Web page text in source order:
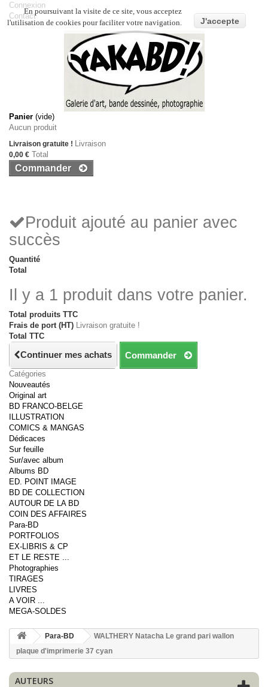
Connexion
Contact
Panier (vide)
Aucun produit
Livraison gratuite ! Livraison
0,00 € Total
Commander
Produit ajouté au panier avec
succès
Quantité
Total
Il y a 1 produit dans votre panier.
Total produits TTC
Frais de port (HT) Livraison gratuite !
Total TTC
Continuer mes achats Commander
Catégories
Nouveautés
Original art
BD FRANCO-BELGE
ILLUSTRATION
COMICS & MANGAS
Dédicaces
Sur feuille
Sur/avec album
Albums BD
ED. POINT IMAGE
BD DE COLLECTION
AUTOUR DE LA BD
COIN DES AFFAIRES
Para-BD
PORTFOLIOS
EX-LIBRIS & CP
ET LE RESTE ...
Photographies
TIRAGES
LIVRES
A VOIR ...
MEGA-SOLDES
Para-BD
WALTHERY Natacha Le grand pari wallon
plaque d'imprimerie 37 cyan
AUTEURS
En poursuivant la visite de ce site, vous acceptez
l'utilisation de cookies pour faciliter votre navigation.
J'accepte